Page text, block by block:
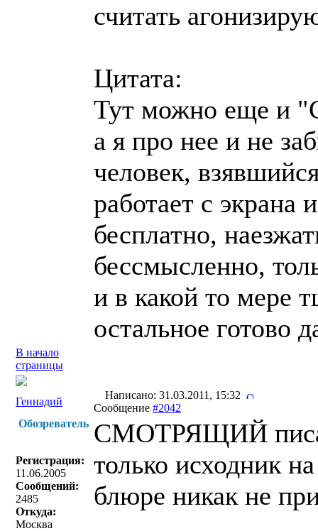
считать
Цитата:
Тут можно еще и
а я про нее и не
человек,
работает с экрана
бесплатно,
бессмысленно,
и в какой то мере
остальное готово
В начало
страницы
Геннадий
Написано: 31.03.2011, 15:32
Сообщение #2042
Обозреватель
Регистрация:
11.06.2005
Сообщений:
2485
Откуда:
Москва
СМОТРЯЩИЙ
только исходник на
блюре никак не